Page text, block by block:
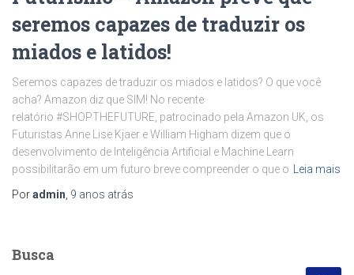
seremos capazes de traduzir os
miados e latidos!
Seremos capazes de traduzir os miados e latidos? O que você
acha? Amazon diz que SIM! No recente
relatório #SHOPTHEFUTURE, patrocinado pela Amazon UK, os
Futuristas Anne Lise Kjaer e William Higham dizem que o
desenvolvimento de Inteligência Artificial e Machine Learn
possibilitarão em um futuro breve compreender o que o
Leia mais
Poradmin 9 anos atrás
Busca